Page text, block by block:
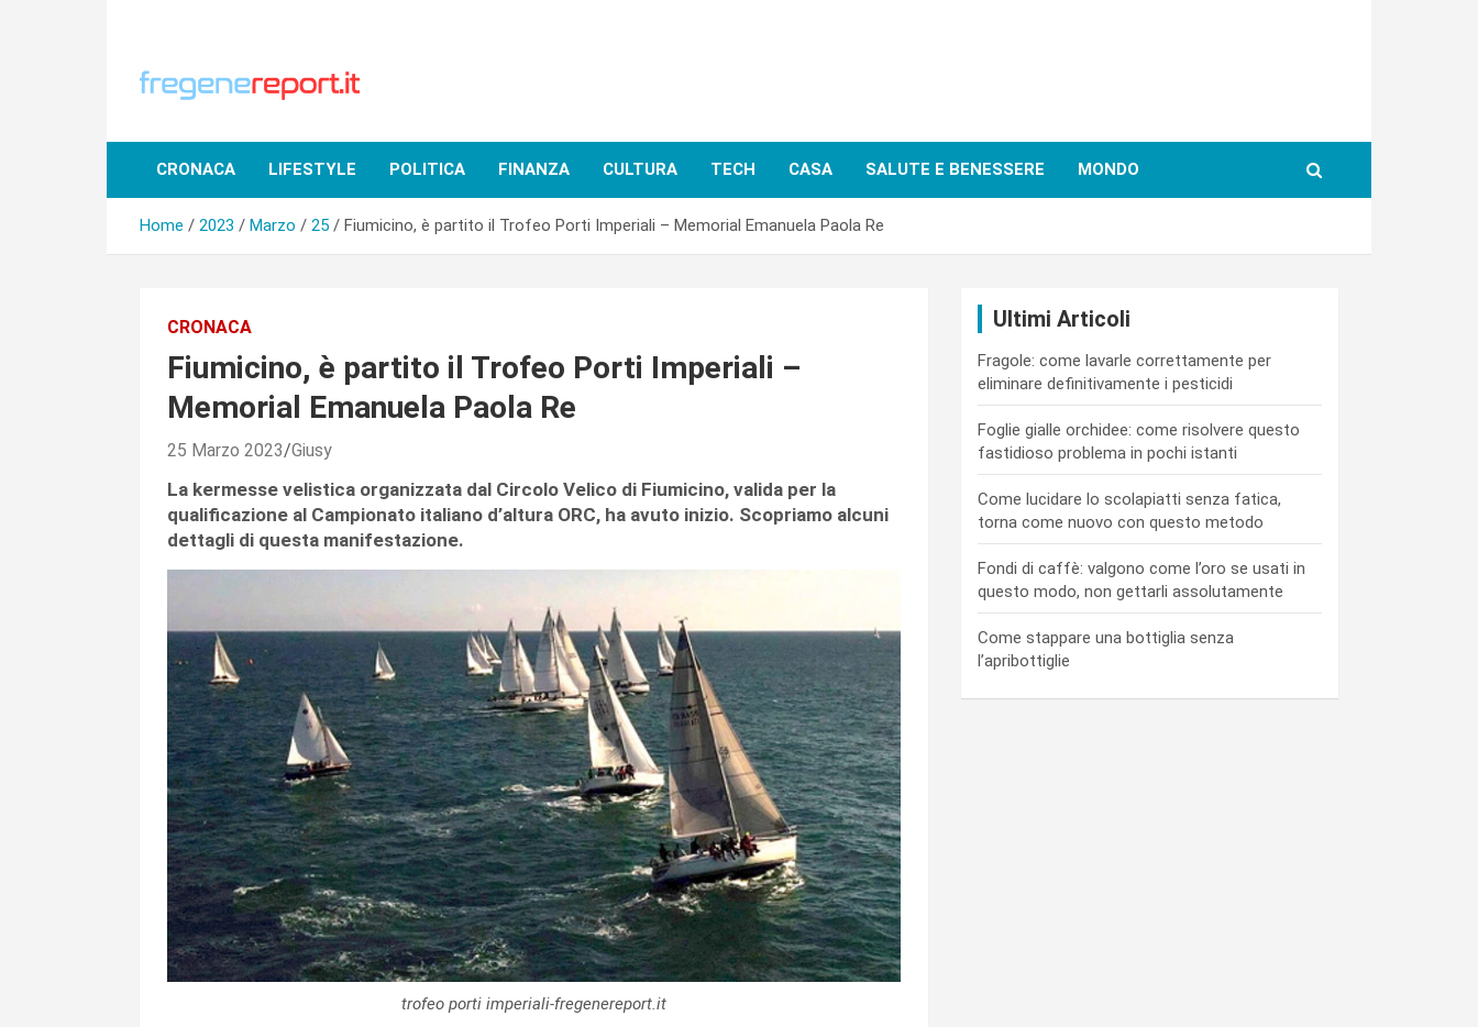
CRONACA LIFESTYLE POLITICA FINANZA CULTURA TECH CASA SALUTE E BENESSERE MONDO
Home 2023 Marzo 25 Fiumicino, è partito il Trofeo Porti Imperiali – Memorial Emanuela Paola Re
CRONACA
Fiumicino, è partito il Trofeo Porti Imperiali –
Memorial Emanuela Paola Re
25 Marzo 2023 Giusy
La kermesse velistica organizzata dal Circolo Velico di Fiumicino, valida per la
qualificazione al Campionato italiano d’altura ORC, ha avuto inizio. Scopriamo alcuni
dettagli di questa manifestazione.
trofeo porti imperiali-fregenereport.it
Ultimi Articoli
Fragole: come lavarle correttamente per
eliminare definitivamente i pesticidi
Foglie gialle orchidee: come risolvere questo
fastidioso problema in pochi istanti
Come lucidare lo scolapiatti senza fatica,
torna come nuovo con questo metodo
Fondi di caffè: valgono come l’oro se usati in
questo modo, non gettarli assolutamente
Come stappare una bottiglia senza
l’apribottiglie